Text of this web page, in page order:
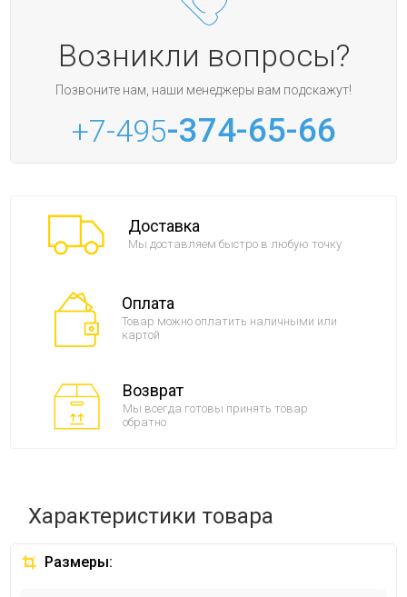
Возникли вопросы?
Позвоните нам, наши менеджеры вам подскажут!
+7-495-374-65-66
Доставка
Мы доставляем быстро в любую точку
Оплата
Товар можно оплатить наличными или
картой
Возврат
Мы всегда готовы принять товар
обратно
Характеристики товара
Размеры: